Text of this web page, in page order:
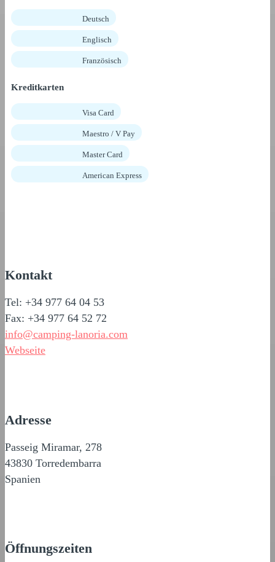
Deutsch
Englisch
Französisch
Kreditkarten
Visa Card
Maestro / V Pay
Master Card
American Express
Kontakt
Tel: +34 977 64 04 53
Fax: +34 977 64 52 72
info@camping-lanoria.com
Webseite
Adresse
Passeig Miramar, 278
43830 Torredembarra
Spanien
Öffnungszeiten